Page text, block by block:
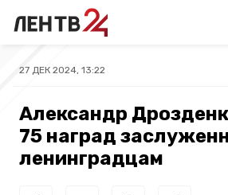
27 ДЕК 2024, 13:22
Александр
75 наград
ленинградцам